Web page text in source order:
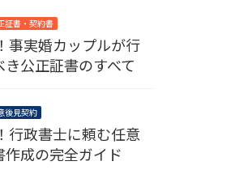
証書・契約書
事実婚カップルが行
公正証書のすべて
後見契約
行政書士に頼む任意
成の完全ガイド